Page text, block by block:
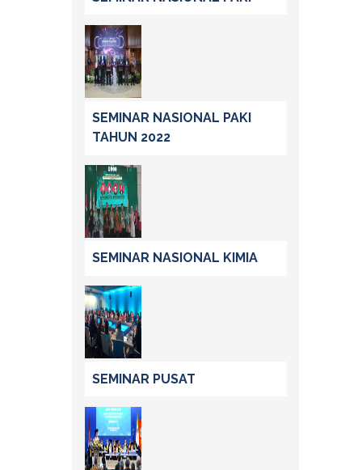
SEMINAR NASIONAL PAKI
TAHUN 2022
SEMINAR NASIONAL KIMIA
SEMINAR PUSAT